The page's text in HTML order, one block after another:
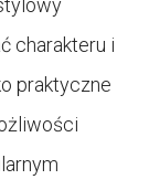
charakteru i
praktyczne